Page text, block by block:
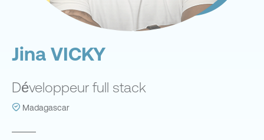
Jina VICKY
Développeur full stack
Madagascar